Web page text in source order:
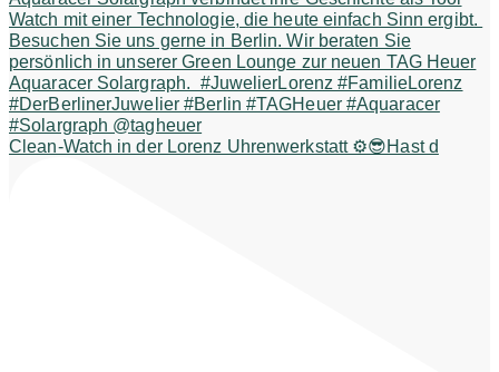
Clean-Watch in der Lorenz Uhrenwerkstatt ⚙️😎Hast d